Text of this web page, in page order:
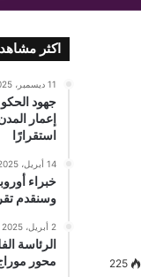
225
اكثر
11 ديسمبر، 2025
جهود
إعمار
استقرارًا
14 أبريل، 2025
خبراء
وسنقدم
2 أبريل، 2025
الرئاسة
محور